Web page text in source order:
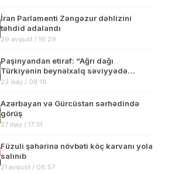
İran Parlamenti Zəngəzur dəhlizini
təhdid adalandı
29 avqust / 16:29
Paşinyandan etiraf: “Ağrı dağı
Türkiyənin beynəlxalq səviyyədə
tanınmış ərazisindədir”
23 may / 08:18
Azərbayan və Gürcüstan sərhədində
görüş
27 may / 17:31
Füzuli şəhərinə növbəti köç karvanı yola
salınıb
21 avqust / 08:57